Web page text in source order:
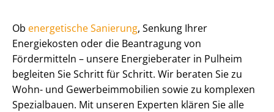
Ob energetische Sanierung, Senkung Ihrer
Energiekosten oder die Beantragung von
Fördermitteln – unsere Energieberater in Pulheim
begleiten Sie Schritt für Schritt. Wir beraten Sie zu
Wohn- und Ge­wer­be­im­mo­bi­li­en sowie zu komplexen
Spezialbauen. Mit unseren Experten klären Sie alle